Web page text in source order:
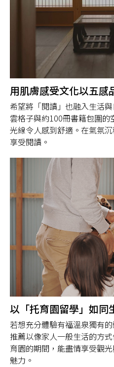
用肌膚感受文化以五感
希望將「閱讀」也融入生活
雲格子與約100冊書籍包圍
光線令人感到舒適。在氣氛
享受閱讀。
以「托育園留學」如同
若想充分體驗有福溫泉獨有
推薦以像家人一般生活的方
育園的期間，能盡情享受觀
魅力。